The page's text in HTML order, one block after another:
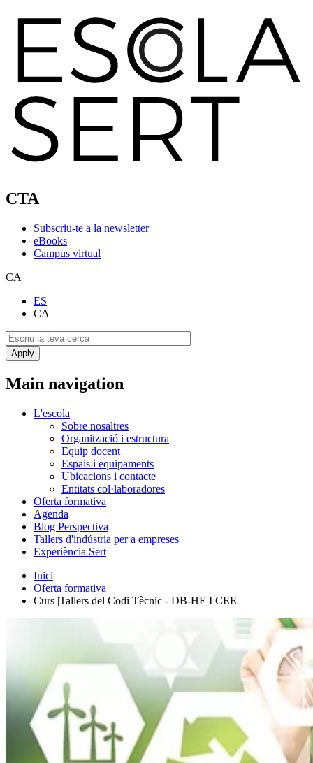
CTA
Subscriu-te a la newsletter
eBooks
Campus virtual
CA
ES
CA
Main navigation
L'escola
Sobre nosaltres
Organització i estructura
Equip docent
Espais i equipaments
Ubicacions i contacte
Entitats col·laboradores
Oferta formativa
Agenda
Blog Perspectiva
Tallers d'indústria per a empreses
Experiència Sert
Inici
Oferta formativa
Curs |Tallers del Codi Tècnic - DB-HE I CEE